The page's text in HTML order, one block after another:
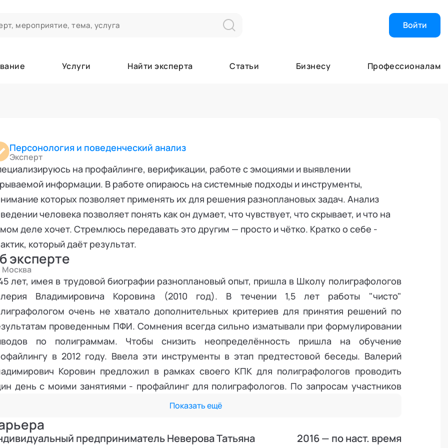
Войти
Услуги Найти эксперта Статьи Бизнесу Профессионалам
Персонология и поведенческий анализ
Эксперт
на профайлинге, верификации, работе с эмоциями и выявлении
информации. В работе опираюсь на системные подходы и инструменты,
которых позволяет применять их для решения разноплановых задач. Анализ
человека позволяет понять как он думает, что чувствует, что скрывает, и что на
деле хочет. Стремлюсь передавать это другим — просто и чётко. Кратко о себе -
который даёт результат.
эксперте
Москва
лет, имея в трудовой биографии разноплановый опыт, пришла в Школу полиграфологов
Владимировича Коровина (2010 год). В течении 1,5 лет работы "чисто"
очень не хватало дополнительных критериев для принятия решений по
проведенным ПФИ. Сомнения всегда сильно изматывали при формулировании
по полиграммам. Чтобы снизить неопределённость пришла на обучение
в 2012 году. Ввела эти инструменты в этап предтестовой беседы. Валерий
Коровин предложил в рамках своего КПК для полиграфологов проводить
день с моими занятиями - профайлинг для полиграфологов. По запросам участников
занятий родился шестидневный курс «Профайлинг для полиграфологов» на который по
для узконаправленных специалистов преобразовался для всех, кому интересно
Показать ещё
предприниматель Неверова Татьяна
2016 — по наст. время
Найти эксперта
Об Академии